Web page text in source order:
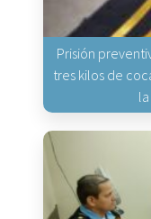
Prisión
tres kilos de